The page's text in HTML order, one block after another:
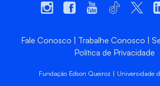
Fale Conosco Trabalhe Conosco
Política de Privacidade
Fundação Edson Queiroz | Universidade